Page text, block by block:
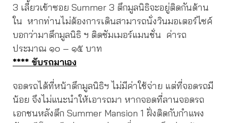
3 เลี้ยวเข้าซอย Summer 3 ตึกมูลนิธิจะอยู่ติดกันด้าน
ใน หากท่านไม่ต้องการเดินสามารถนั่งวินมอเตอร์ไซค์
บอกว่ามาตึกมูลนิธิ ฯ ติดซัมเมอร์แมนชั่น ค่ารถ
ประมาณ ๑๐ – ๑๕ บาท
**** ขับรถมาเอง
จอดรถได้ที่หน้าตึกมูลนิธิฯ ไม่มีค่าใช้จ่าย แต่ที่จอดรถมี
น้อย จึงไม่แนะนำให้เอารถมา หากจอดที่ลานจอดรถ
เอกชนหลังตึก Summer Mansion 1 ฝั่งติดกับกำแพง